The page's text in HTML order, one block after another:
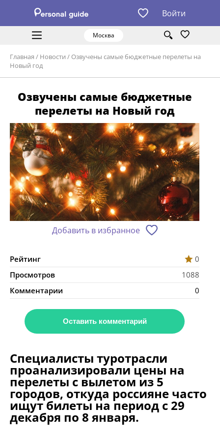
Войти
Москва
Главная / Новости / Озвучены самые бюджетные перелеты на
Новый год
Озвучены самые бюджетные
перелеты на Новый год
Добавить в избранное
Рейтинг
0
Просмотров
1088
Комментарии
0
Оставить комментарий
Специалисты туротрасли
проанализировали цены на
перелеты с вылетом из 5
городов, откуда россияне часто
ищут билеты на период с 29
декабря по 8 января.